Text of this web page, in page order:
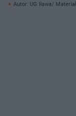
Autor: UG Iława/